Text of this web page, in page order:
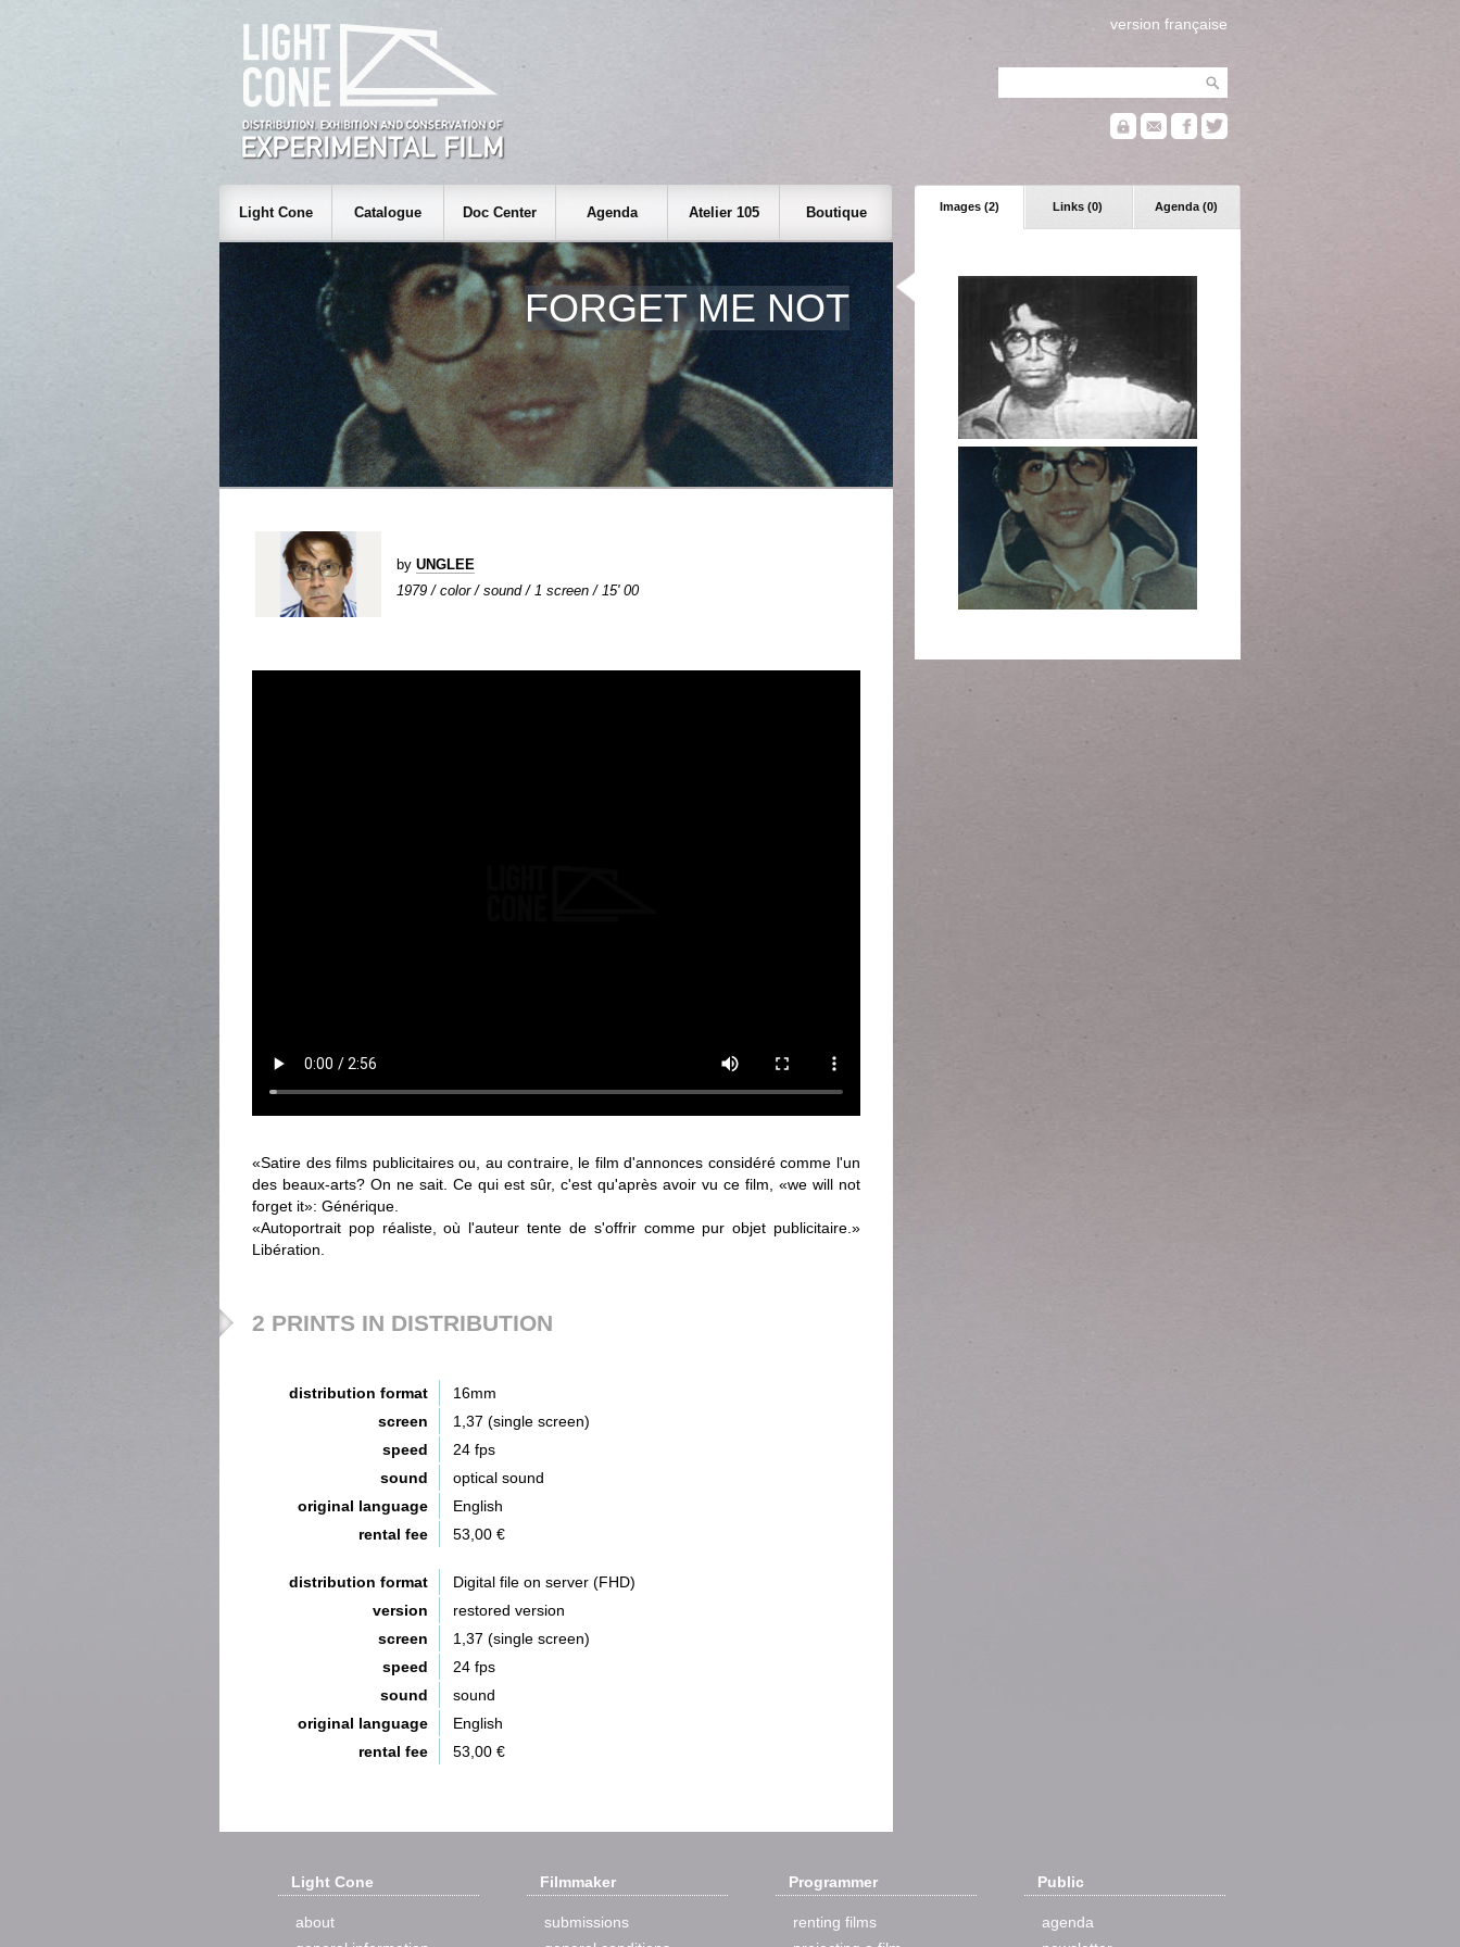
version française
Images (2) Links (0) Agenda (0)
Light Cone Catalogue Doc Center Agenda Atelier 105 Boutique
FORGET ME NOT
by UNGLEE
1979 / color / sound / 1 screen / 15' 00
«Satire des films publicitaires ou, au contraire, le film d'annonces considéré comme l'un
des beaux-arts? On ne sait. Ce qui est sûr, c'est qu'après avoir vu ce film, «we will not
forget it»: Générique.
«Autoportrait pop réaliste, où l'auteur tente de s'offrir comme pur objet publicitaire.»
Libération.
2 PRINTS IN DISTRIBUTION
distribution format
16mm
screen
1,37 (single screen)
speed
24 fps
sound
optical sound
original language
English
rental fee
53,00 €
distribution format
Digital file on server (FHD)
version
restored version
screen
1,37 (single screen)
speed
24 fps
sound
sound
original language
English
rental fee
53,00 €
Light Cone
about
Filmmaker
submissions
Programmer
renting films
Public
agenda